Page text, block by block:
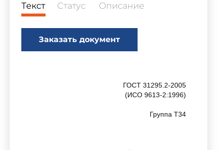
Текст Статус Описание
Заказать документ
ГОСТ 31295.2-2005
(ИСО 9613-2:1996)
Группа Т34